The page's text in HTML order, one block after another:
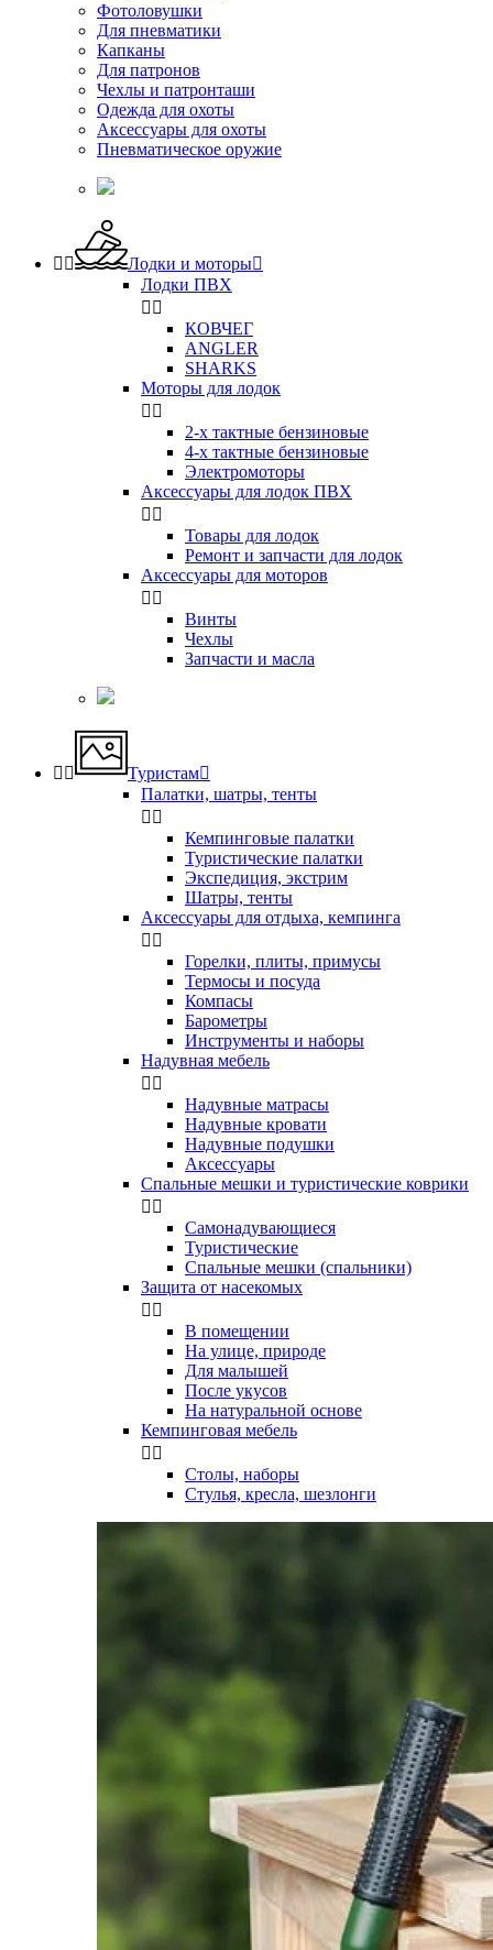
Фотоловушки
Для пневматики
Капканы
Для патронов
Чехлы и патронташи
Одежда для охоты
Аксессуары для охоты
Пневматическое оружие
  Лодки и моторы
Лодки ПВХ
 
КОВЧЕГ
ANGLER
SHARKS
Моторы для лодок
 
2-х тактные бензиновые
4-х тактные бензиновые
Электромоторы
Аксессуары для лодок ПВХ
 
Товары для лодок
Ремонт и запчасти для лодок
Аксессуары для моторов
 
Винты
Чехлы
Запчасти и масла
  Туристам
Палатки, шатры, тенты
 
Кемпинговые палатки
Туристические палатки
Экспедиция, экстрим
Шатры, тенты
Аксессуары для отдыха, кемпинга
 
Горелки, плиты, примусы
Термосы и посуда
Компасы
Бapoмeтpы
Инструменты и наборы
Надувная мебель
 
Надувные матрасы
Надувные кровати
Надувные подушки
Аксессуары
Спальные мешки и туристические коврики
 
Самонадувающиеся
Туристические
Спальные мешки (спальники)
Защита от насекомых
 
В помещении
На улице, природе
Для малышей
После укусов
На натуральной основе
Кемпинговая мебель
 
Столы, наборы
Стулья, кресла, шезлонги